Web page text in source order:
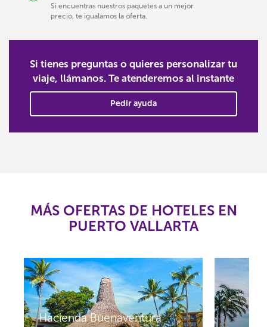
Si encuentras nuestros paquetes a un mejor
precio, te igualamos la oferta.
Si tienes preguntas o quieres personalizar tu
viaje, llámanos. Te atenderemos al instante
Pedir ayuda
MÁS OFERTAS DE HOTELES EN
PUERTO VALLARTA
Hacienda Buenaventura